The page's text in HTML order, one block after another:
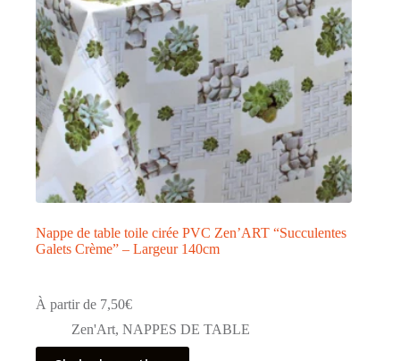
Nappe de table toile cirée PVC Zen’ART “Succulentes
Galets Crème” – Largeur 140cm
À partir de 7,50€
Zen'Art, NAPPES DE TABLE
Ce